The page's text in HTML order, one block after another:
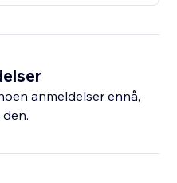
anmeldelser ennå,